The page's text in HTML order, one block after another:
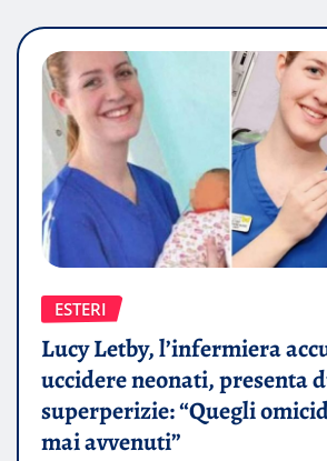
ESTERI
Lucy Letby, l’infermiera
uccidere neonati, presenta
superperizie: “Quegli
mai avvenuti”